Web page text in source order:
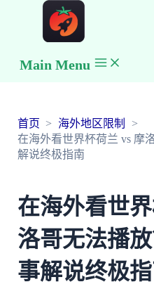
Main Menu
首页
海外地区限制
在海外看世界杯荷兰 vs 摩
解说终极指南
在海外看世
洛哥无法播
事解说终极